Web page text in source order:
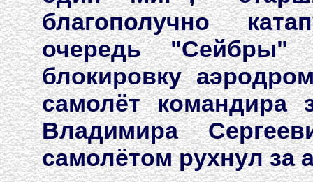
благополучно
очередь "Сейбры"
блокировку
самолёт командира
Владимира
самолётом рухнул за